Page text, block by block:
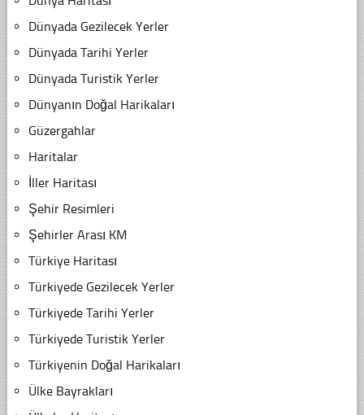
Dünyada Gezilecek Yerler
Dünyada Tarihi Yerler
Dünyada Turistik Yerler
Dünyanın Doğal Harikaları
Güzergahlar
Haritalar
İller Haritası
Şehir Resimleri
Şehirler Arası KM
Türkiye Haritası
Türkiyede Gezilecek Yerler
Türkiyede Tarihi Yerler
Türkiyede Turistik Yerler
Türkiyenin Doğal Harikaları
Ülke Bayrakları